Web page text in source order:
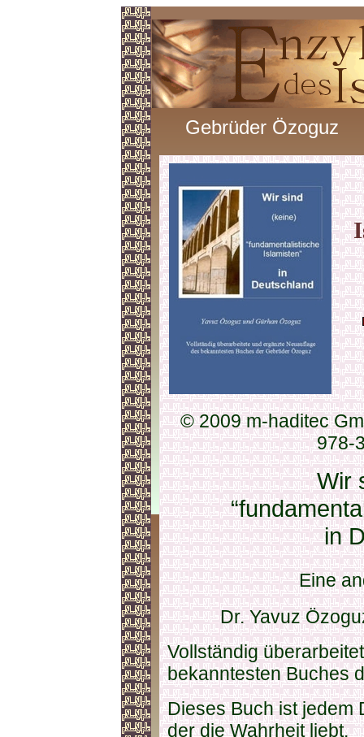
Gebrüder Özoguz
© 2009 m-haditec
978-
Wir
in
Eine
Dr. Yavuz
Vollständig
bekanntesten Buches
Dieses Buch ist jedem
der die Wahrheit liebt.